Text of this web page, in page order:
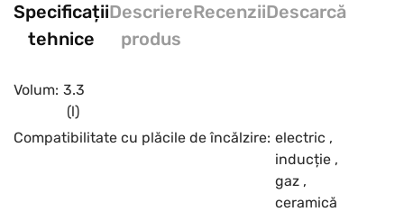
Specificații
tehnice
Descriere
produs
RecenziiDescarcă
Volum: 3.3
(l)
Compatibilitate cu plăcile de încălzire: electric ,
inducție ,
gaz ,
ceramică